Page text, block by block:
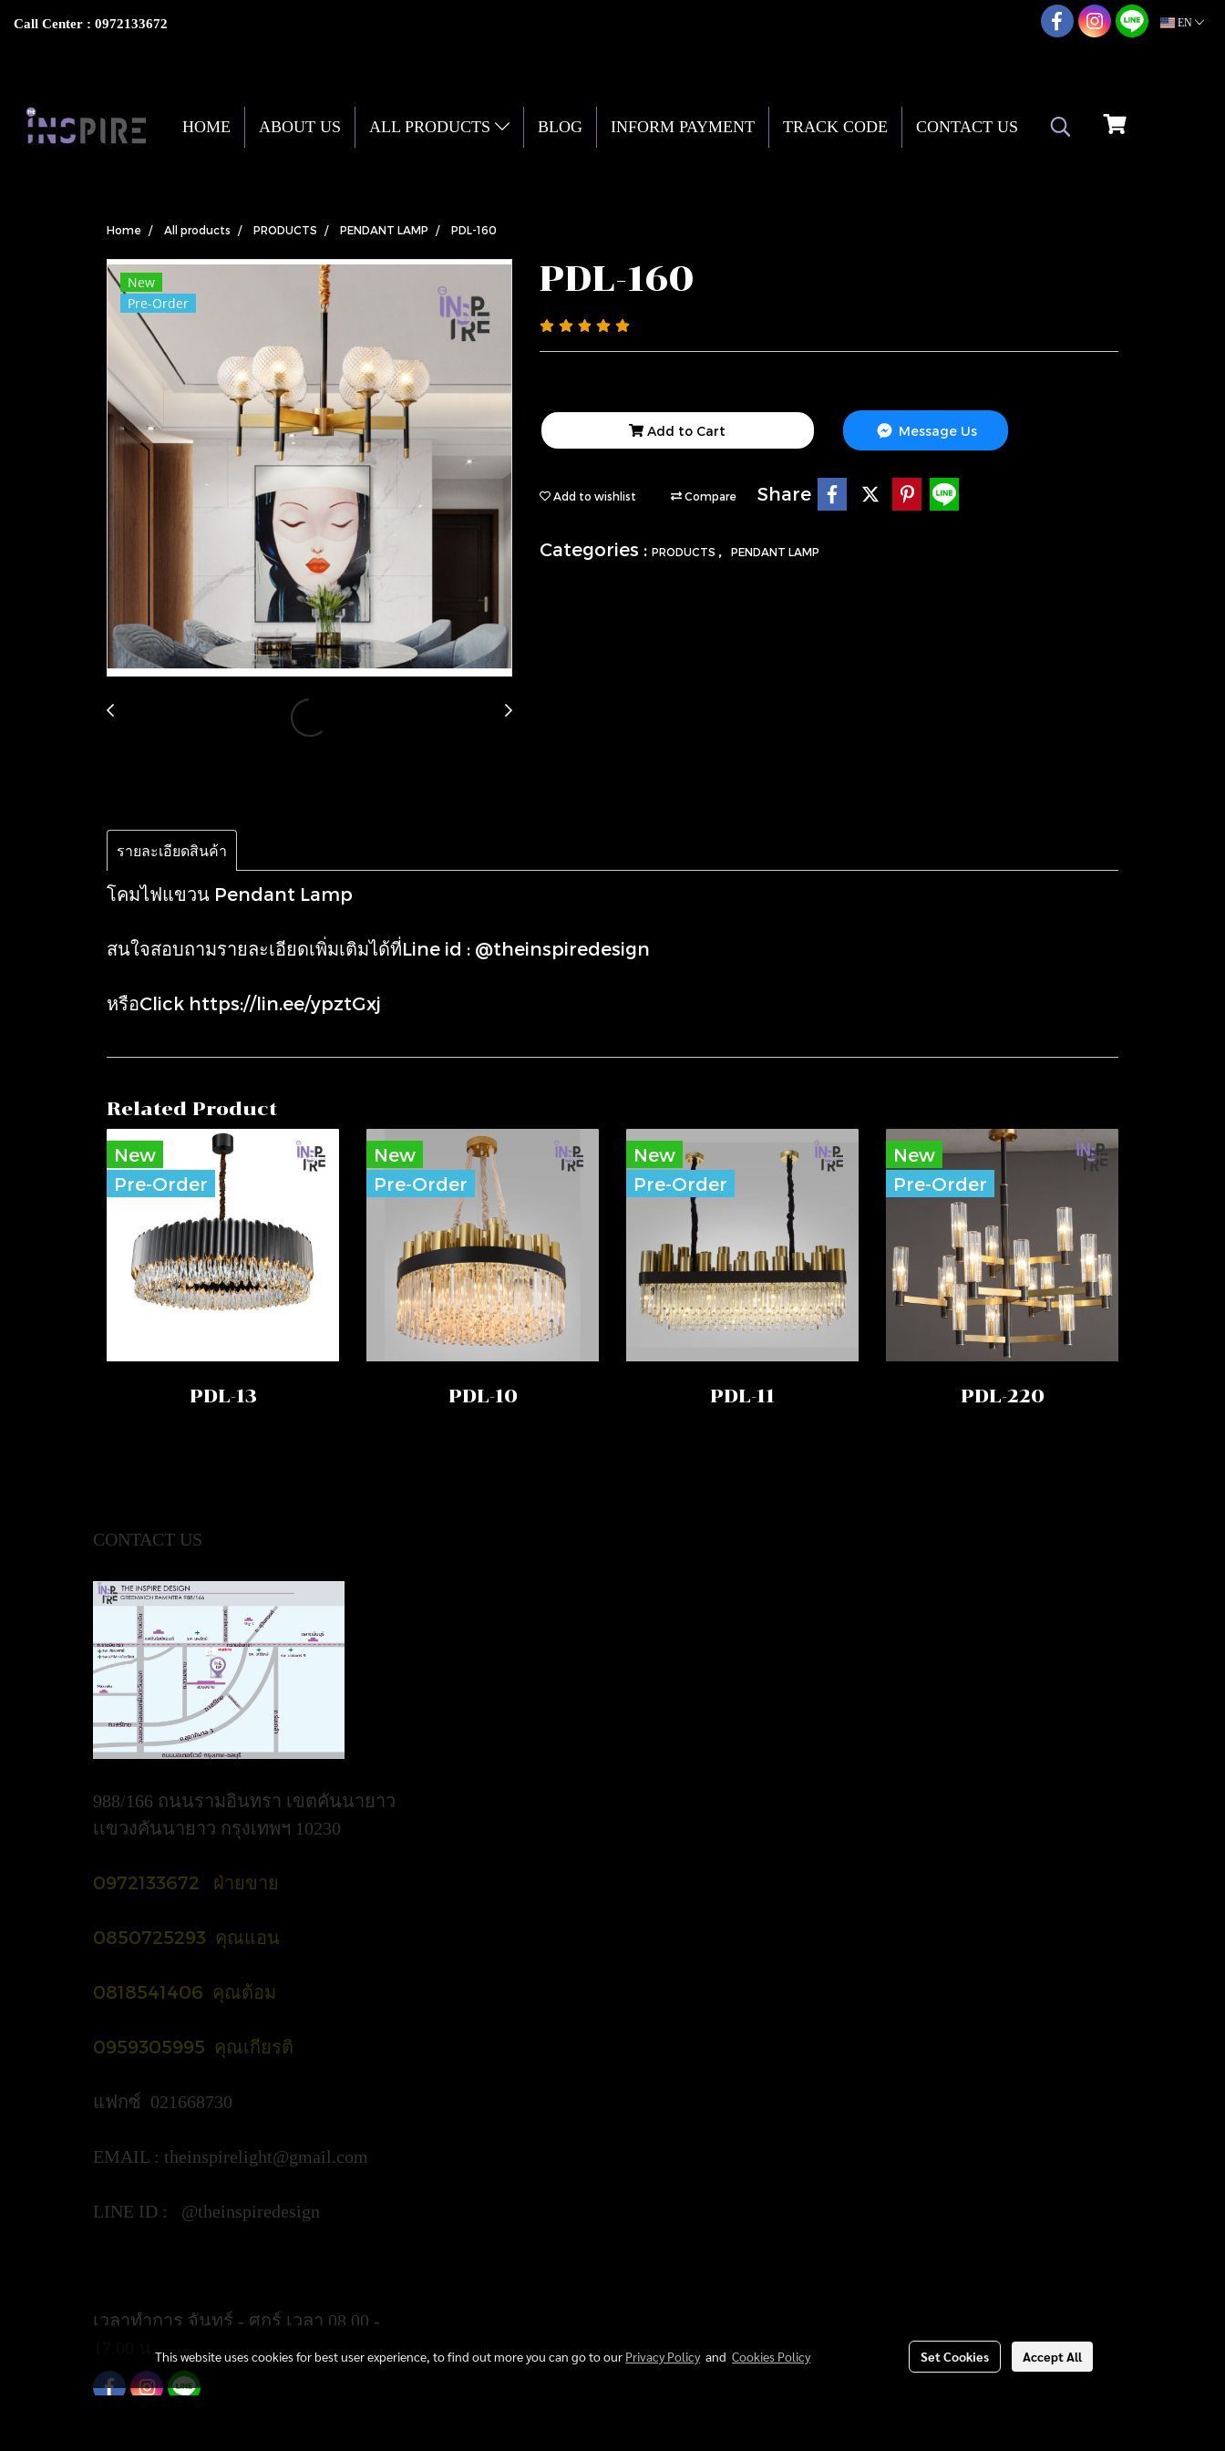
Call Center : 0972133672 EN
HOME ABOUT US ALL PRODUCTS BLOG INFORM PAYMENT TRACK CODE CONTACT US
Home All products PRODUCTS PENDANT LAMP PDL-160
New
Pre-Order
PDL-160
Add to Cart Message Us
Add to wishlist Compare Share
Categories : PRODUCTS PENDANT LAMP
รายละเอียดสินค้า
โคมไฟแขวน Pendant Lamp
สนใจสอบถามรายละเอียดเพิ่มเติมได้ที่Line id : @theinspiredesign
หรือClick https://lin.ee/ypztGxj
Related Product
New
Pre-Order
PDL-13
New
Pre-Order
PDL-10
New
Pre-Order
PDL-11
New
Pre-Order
PDL-220
CONTACT US
988/166 ถนนรามอินทรา เขตคันนายาว
เเขวงคันนายาว กรุงเทพฯ 10230
0972133672 ฝ่ายขาย
0850725293 คุณแอน
0818541406 คุณต้อม
0959305995 คุณเกียรติ
แฟกซ์ 021668730
EMAIL : theinspirelight@gmail.com
LINE ID : @theinspiredesign
เวลาทำการ จันทร์ - ศุกร์ เวลา 08.00 -
17.00 น.This website uses cookies for best user experience, to find out more you can go to our Privacy PolicyandCookies Policy Set Cookies Accept All